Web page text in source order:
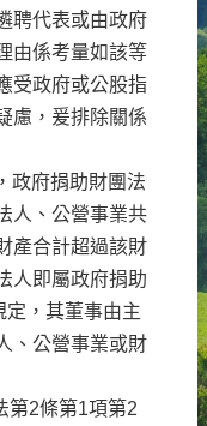
聘代表或由政府
由係考量如該等
受政府或公股指
慮，爰排除關係
政府捐助財團法
人、公營事業共
產合計超過該財
人即屬政府捐助
定，其董事由主
、公營事業或財
第2條第1項第2